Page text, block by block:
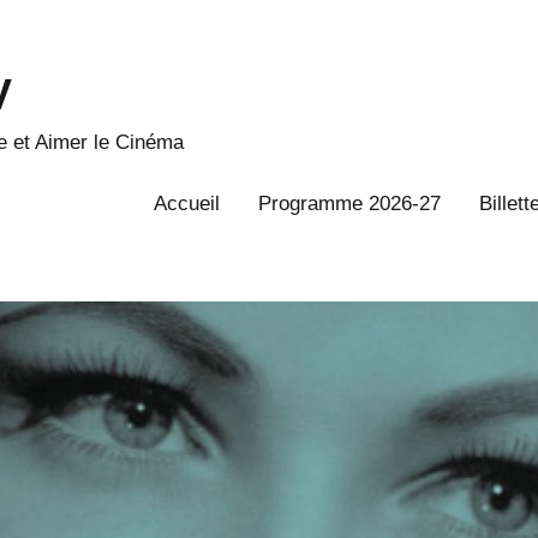
et Aimer le Cinéma
Accueil Programme 2026-27